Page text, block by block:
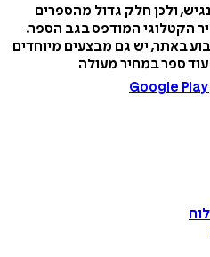
ולכן חלק גדול מהספרים
הקטלוגי המודפס בגב הספר.
באתר, יש גם מבצעים מיוחדים
עוד ספר במחיר מעולה
Google Play